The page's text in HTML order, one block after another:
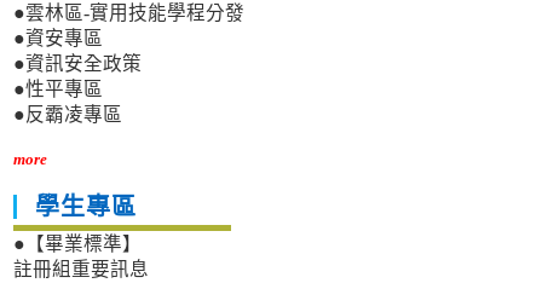
●雲林區-實用技能學程分發
●資安專區
●資訊安全政策
●性平專區
●反霸凌專區
more
學生專區
●【畢業標準】
註冊組重要訊息